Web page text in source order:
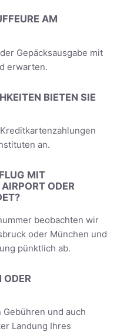
AM
Gepäcksausgabe mit
erwarten.
BIETEN SIE
an.
MIT
ODER
beobachten wir
oder München und
pünktlich ab.
ODER
und auch
Landung Ihres